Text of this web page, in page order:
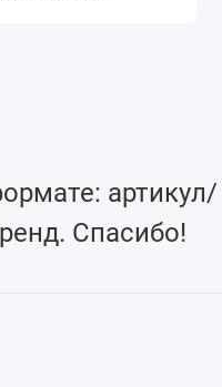
артикул/
Спасибо!